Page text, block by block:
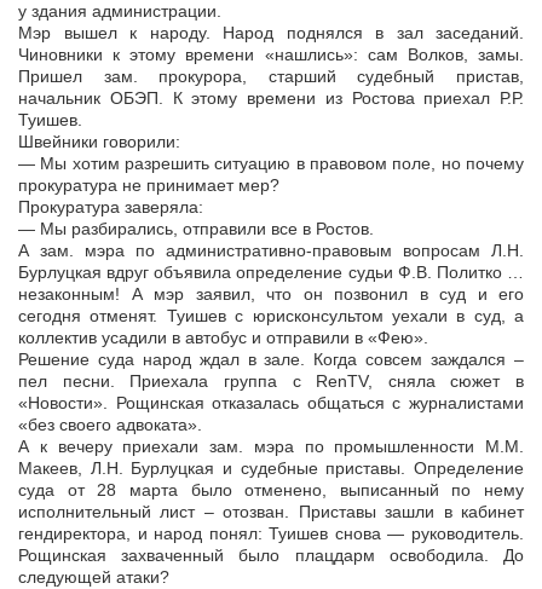
у здания администрации.
Мэр вышел к народу. Народ поднялся в зал заседаний.
Чиновники к этому времени «нашлись»: сам Волков, замы.
Пришел зам. прокурора, старший судебный пристав,
начальник ОБЭП. К этому времени из Ростова приехал Р.Р.
Туишев.
Швейники говорили:
— Мы хотим разрешить ситуацию в правовом поле, но почему
прокуратура не принимает мер?
Прокуратура заверяла:
— Мы разбирались, отправили все в Ростов.
А зам. мэра по административно-правовым вопросам Л.Н.
Бурлуцкая вдруг объявила определение судьи Ф.В. Политко …
незаконным! А мэр заявил, что он позвонил в суд и его
сегодня отменят. Туишев с юрисконсультом уехали в суд, а
коллектив усадили в автобус и отправили в «Фею».
Решение суда народ ждал в зале. Когда совсем заждался –
пел песни. Приехала группа с RenTV, сняла сюжет в
«Новости». Рощинская отказалась общаться с журналистами
«без своего адвоката».
А к вечеру приехали зам. мэра по промышленности М.М.
Макеев, Л.Н. Бурлуцкая и судебные приставы. Определение
суда от 28 марта было отменено, выписанный по нему
исполнительный лист – отозван. Приставы зашли в кабинет
гендиректора, и народ понял: Туишев снова — руководитель.
Рощинская захваченный было плацдарм освободила. До
следующей атаки?